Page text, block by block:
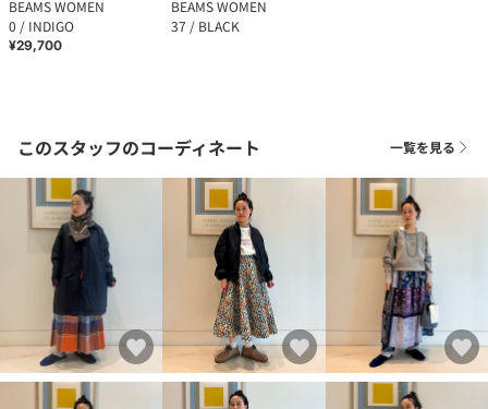
BEAMS WOMEN
0 / INDIGO
¥29,700
BEAMS WOMEN
37 / BLACK
このスタッフのコーディネート 一覧を見る